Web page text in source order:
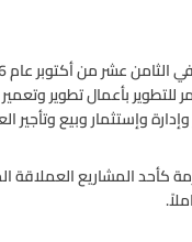
بأعمال تطوير
وإستثمار وبيع